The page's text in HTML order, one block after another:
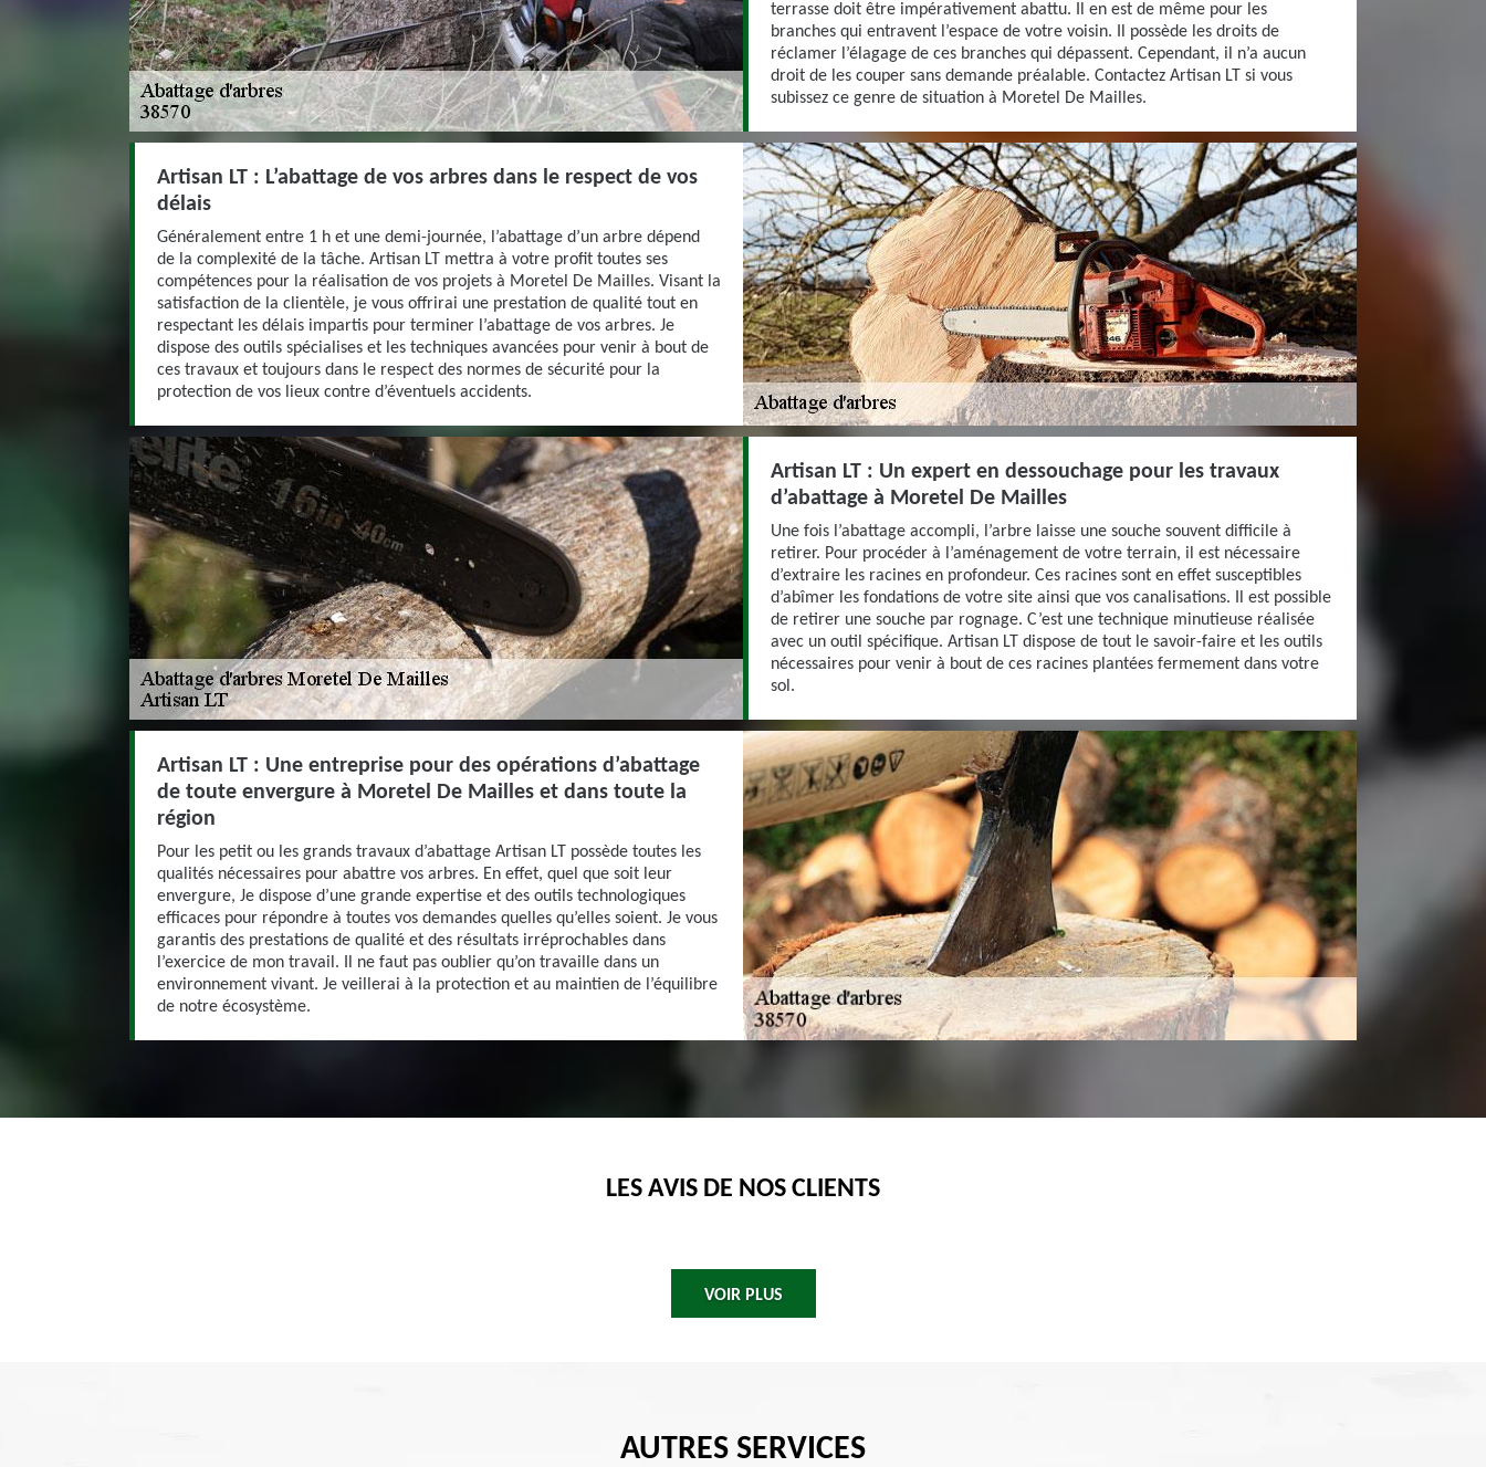
terrasse doit être impérativement abattu. Il en est de même pour les
branches qui entravent l’espace de votre voisin. Il possède les droits de
réclamer l’élagage de ces branches qui dépassent. Cependant, il n’a aucun
droit de les couper sans demande préalable. Contactez Artisan LT si vous
subissez ce genre de situation à Moretel De Mailles.
Artisan LT : L’abattage de vos arbres dans le respect de vos
délais
Généralement entre 1 h et une demi-journée, l’abattage d’un arbre dépend
de la complexité de la tâche. Artisan LT mettra à votre profit toutes ses
compétences pour la réalisation de vos projets à Moretel De Mailles. Visant la
satisfaction de la clientèle, je vous offrirai une prestation de qualité tout en
respectant les délais impartis pour terminer l’abattage de vos arbres. Je
dispose des outils spécialises et les techniques avancées pour venir à bout de
ces travaux et toujours dans le respect des normes de sécurité pour la
protection de vos lieux contre d’éventuels accidents.
Artisan LT : Un expert en dessouchage pour les travaux
d’abattage à Moretel De Mailles
Une fois l’abattage accompli, l’arbre laisse une souche souvent difficile à
retirer. Pour procéder à l’aménagement de votre terrain, il est nécessaire
d’extraire les racines en profondeur. Ces racines sont en effet susceptibles
d’abîmer les fondations de votre site ainsi que vos canalisations. Il est possible
de retirer une souche par rognage. C’est une technique minutieuse réalisée
avec un outil spécifique. Artisan LT dispose de tout le savoir-faire et les outils
nécessaires pour venir à bout de ces racines plantées fermement dans votre
sol.
Artisan LT : Une entreprise pour des opérations d’abattage
de toute envergure à Moretel De Mailles et dans toute la
région
Pour les petit ou les grands travaux d’abattage Artisan LT possède toutes les
qualités nécessaires pour abattre vos arbres. En effet, quel que soit leur
envergure, Je dispose d’une grande expertise et des outils technologiques
efficaces pour répondre à toutes vos demandes quelles qu’elles soient. Je vous
garantis des prestations de qualité et des résultats irréprochables dans
l’exercice de mon travail. Il ne faut pas oublier qu’on travaille dans un
environnement vivant. Je veillerai à la protection et au maintien de l’équilibre
de notre écosystème.
LES AVIS DE NOS CLIENTS
VOIR PLUS
AUTRES SERVICES